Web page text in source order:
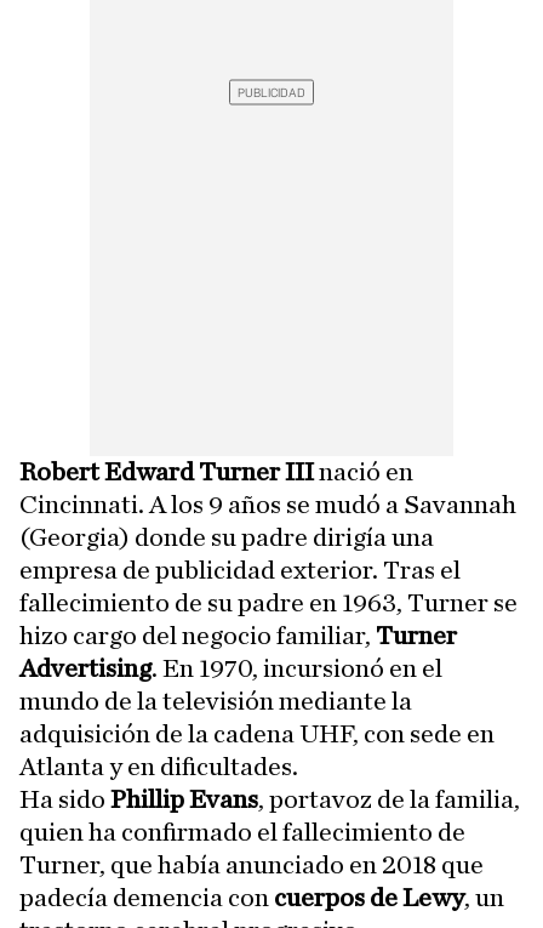
Robert Edward Turner IIInació en
Cincinnati. A los 9 años se mudó a Savannah
(Georgia) donde su padre dirigía una
empresa de publicidad exterior. Tras el
fallecimiento de su padre en 1963, Turner se
hizo cargo del negocio familiar, Turner
Advertising. En 1970, incursionó en el
mundo de la televisión mediante la
adquisición de la cadena UHF, con sede en
Atlanta y en dificultades.
Ha sido Phillip Evans, portavoz de la familia,
quien ha confirmado el fallecimiento de
Turner, que había anunciado en 2018 que
padecía demencia con cuerpos de Lewy, un